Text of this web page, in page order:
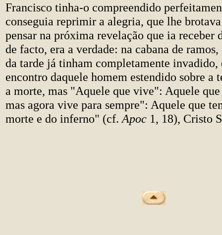
Francisco tinha-o compreendido
conseguia reprimir a alegria, que lhe
pensar na próxima revelação que ia receber
de facto, era a verdade: na cabana de ramos,
da tarde já tinham completamente invadido,
encontro daquele homem estendido sobre a
a morte, mas "Aquele que vive": Aquele
mas agora vive para sempre": Aquele que
morte e do inferno" (cf. Apoc 1, 18), Cristo